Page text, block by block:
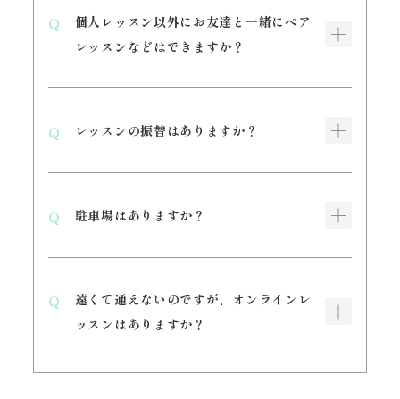
個人レッスン以外にお友達と一緒にペア
レッスンなどはできますか？
レッスンの振替はありますか？
駐車場はありますか？
遠くて通えないのですが、オンラインレ
ッスンはありますか？